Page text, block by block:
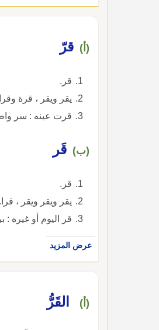
(أ) قرّ
قر.
يقر ويقر ، قرة
قرت عينه : سر
(ب) قَر
قر.
يقر ويقر ويقر ، قرا.
قر اليوم أو غيره :
عرض المزيد
(أ) القَرُّ